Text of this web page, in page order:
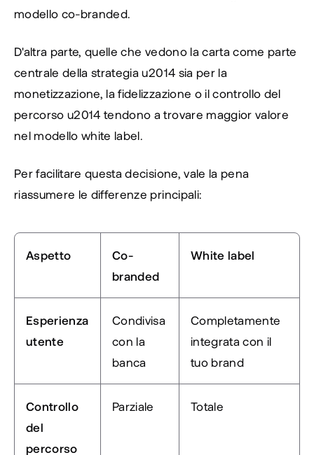
modello co-branded.
D'altra parte, quelle che vedono la carta come parte
centrale della strategia u2014 sia per la
monetizzazione, la fidelizzazione o il controllo del
percorso u2014 tendono a trovare maggior valore
nel modello white label.
Per facilitare questa decisione, vale la pena
riassumere le differenze principali:
Aspetto
Co-
branded
White label
Esperienza
utente
Condivisa
con la
banca
Completamente
integrata con il
tuo brand
Controllo
del
percorso
Parziale Totale